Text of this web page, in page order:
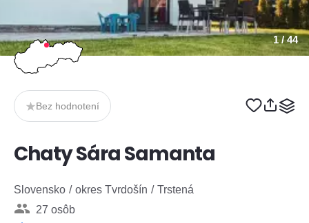
1/ 44
Bez hodnotení
Chaty Sára Samanta
Slovensko okres Tvrdošín
Trstená
27 osôb